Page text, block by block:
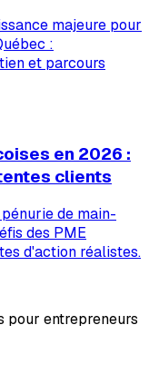
majeure pour
:
et parcours
en 2026 :
clients
de main-
des PME
d'action réalistes.
pour entrepreneurs